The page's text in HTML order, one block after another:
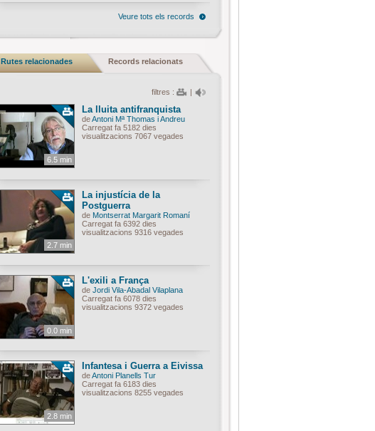
Veure tots els records
Rutes relacionades Records relacionats
filtres : |
6.5 min
La lluita antifranquista
deAntoni Mª Thomas i Andreu
Carregat fa 5182 dies
visualitzacions 7067 vegades
2.7 min
La injustícia de la
Postguerra
de Montserrat Margarit Romaní
Carregat fa 6392 dies
visualitzacions 9316 vegades
0.0 min
L'exili a França
de Jordi Vila-Abadal Vilaplana
Carregat fa 6078 dies
visualitzacions 9372 vegades
2.8 min
Infantesa i Guerra a Eivissa
deAntoni Planells Tur
Carregat fa 6183 dies
visualitzacions 8255 vegades